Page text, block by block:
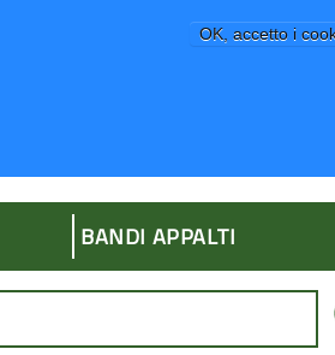
OK, accetto i
BANDI APPALTI